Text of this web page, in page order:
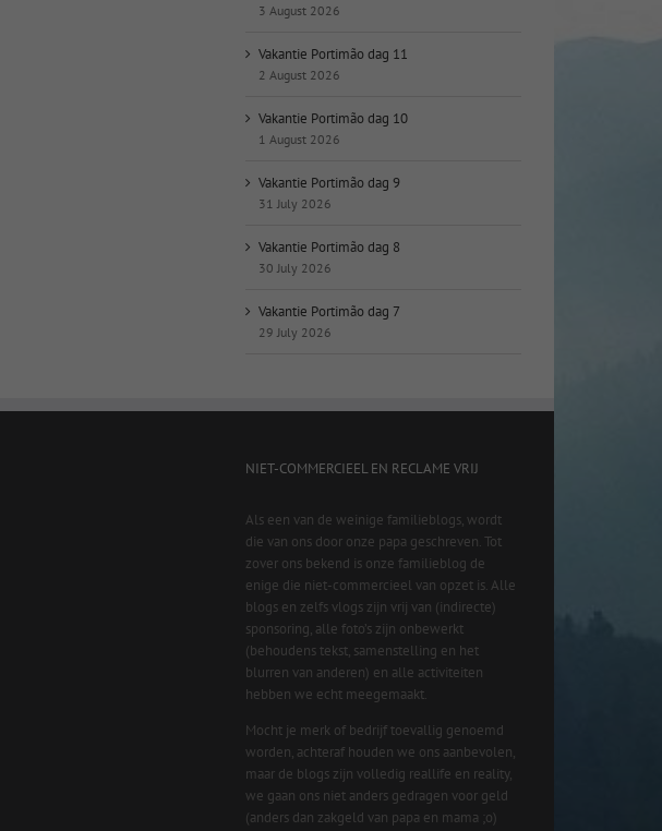
3 August 2026
Vakantie Portimão dag 11
2 August 2026
Vakantie Portimão dag 10
1 August 2026
Vakantie Portimão dag 9
31 July 2026
Vakantie Portimão dag 8
30 July 2026
Vakantie Portimão dag 7
29 July 2026
NIET-COMMERCIEEL EN RECLAME VRIJ
Als een van de weinige familieblogs, wordt
die van ons door onze papa geschreven. Tot
zover ons bekend is onze familieblog de
enige die niet-commercieel van opzet is. Alle
blogs en zelfs vlogs zijn vrij van (indirecte)
sponsoring, alle foto’s zijn onbewerkt
(behoudens tekst, samenstelling en het
blurren van anderen) en alle activiteiten
hebben we echt meegemaakt.
Mocht je merk of bedrijf toevallig genoemd
worden, achteraf houden we ons aanbevolen,
maar de blogs zijn volledig reallife en reality,
we gaan ons niet anders gedragen voor geld
(anders dan zakgeld van papa en mama ;o)